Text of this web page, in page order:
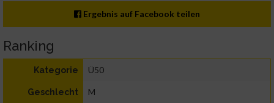
Ergebnis auf Facebook teilen
Ranking
Kategorie Ü50
Geschlecht M